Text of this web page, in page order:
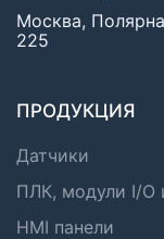
Москва,
225
ПРОДУКЦИЯ
Датчики
ПЛК, модули I/O
HMI панели